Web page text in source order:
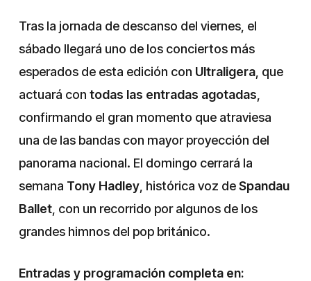
Tras la jornada de descanso del viernes, el
sábado llegará uno de los conciertos más
esperados de esta edición con Ultraligera, que
actuará con todas las entradas agotadas
confirmando el gran momento que atraviesa
una de las bandas con mayor proyección del
panorama nacional. El domingo cerrará la
semana Tony Hadley, histórica voz deSpandau
Ballet, con un recorrido por algunos de los
grandes himnos del pop británico.
Entradas y programación completa en: